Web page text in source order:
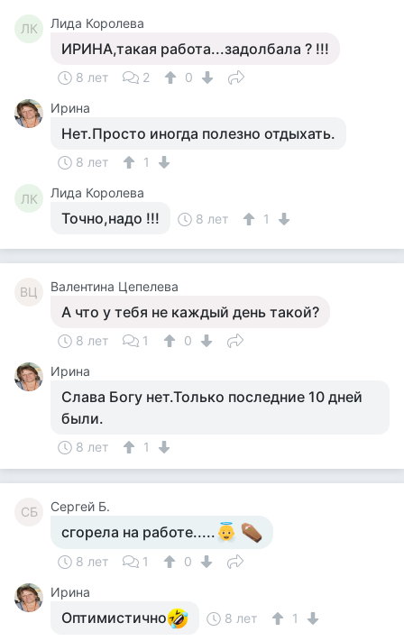
ЛК Лида Королева
ИРИНА,такая работа...задолбала ? !!!
8 лет 2
0
Ирина
Нет.Просто иногда полезно отдыхать.
8 лет 1
ЛК Лида Королева
Точно,надо !!! 8 лет 1
ВЦ Валентина Цепелева
А что у тебя не каждый день такой?
8 лет 1
0
Ирина
Слава Богу нет.Только последние 10 дней
были.
8 лет 1
СБ Сергей Б.
сгорела на работе.....
8 лет 1
0
Ирина
Оптимистично 8 лет 1